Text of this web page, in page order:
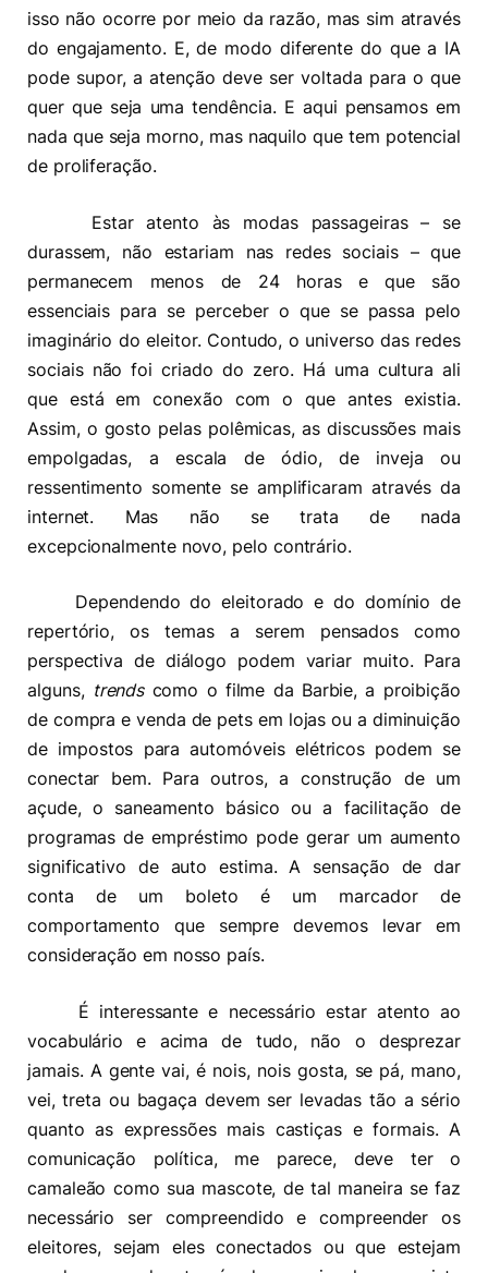
isso não ocorre por meio da razão, mas sim através
do engajamento. E, de modo diferente do que a IA
pode supor, a atenção deve ser voltada para o que
quer que seja uma tendência. E aqui pensamos em
nada que seja morno, mas naquilo que tem potencial
de proliferação.
Estar atento às modas passageiras – se
durassem, não estariam nas redes sociais – que
permanecem menos de 24 horas e que são
essenciais para se perceber o que se passa pelo
imaginário do eleitor. Contudo, o universo das redes
sociais não foi criado do zero. Há uma cultura ali
que está em conexão com o que antes existia.
Assim, o gosto pelas polêmicas, as discussões mais
empolgadas, a escala de ódio, de inveja ou
ressentimento somente se amplificaram através da
internet. Mas não se trata de nada
excepcionalmente novo, pelo contrário.
Dependendo do eleitorado e do domínio de
repertório, os temas a serem pensados como
perspectiva de diálogo podem variar muito. Para
alguns, trendscomo o filme da Barbie, a proibição
de compra e venda de pets em lojas ou a diminuição
de impostos para automóveis elétricos podem se
conectar bem. Para outros, a construção de um
açude, o saneamento básico ou a facilitação de
programas de empréstimo pode gerar um aumento
significativo de auto estima. A sensação de dar
conta de um boleto é um marcador de
comportamento que sempre devemos levar em
consideração em nosso país.
É interessante e necessário estar atento ao
vocabulário e acima de tudo, não o desprezar
jamais. A gente vai, é nois, nois gosta, se pá, mano,
vei, treta ou bagaça devem ser levadas tão a sério
quanto as expressões mais castiças e formais. A
comunicação política, me parece, deve ter o
camaleão como sua mascote, de tal maneira se faz
necessário ser compreendido e compreender os
eleitores, sejam eles conectados ou que estejam